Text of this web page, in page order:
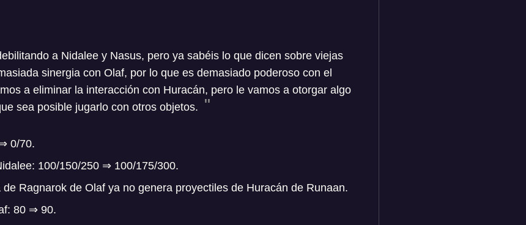
a Nidalee y Nasus, pero ya sabéis lo que dicen sobre viejas
sinergia con Olaf, por lo que es demasiado poderoso con el
a eliminar la interacción con Huracán, pero le vamos a otorgar algo
sea posible jugarlo con otros objetos.
0/70.
100/150/250 ⇒ 100/175/300.
Ragnarok de Olaf ya no genera proyectiles de Huracán de Runaan.
80 ⇒ 90.